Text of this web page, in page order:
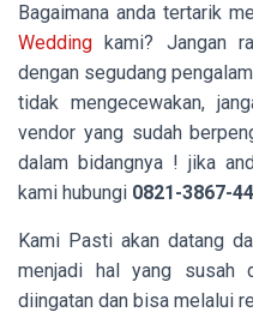
Bagaimana anda tertarik
Wedding kami? Jangan
dengan segudang
tidak mengecewakan,
vendor yang sudah
dalam bidangnya ! jika
kami hubungi 0821-3867-
Kami Pasti akan datang
menjadi hal yang susah
diingatan dan bisa melalui